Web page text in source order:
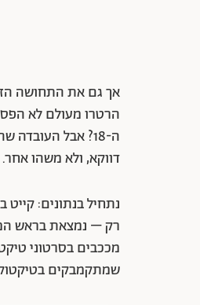
אך גם את התחושה
הרטרו מעולם לא
ה-18? אבל
דווקא, ולא משהו אחר.
רק – נמצאת בראש
מככבים בסרטוני
שמתקמבקים